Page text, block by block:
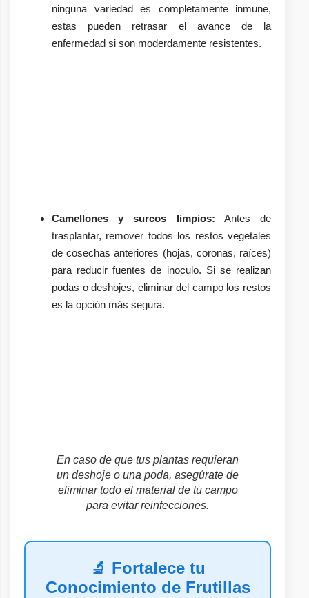
ninguna variedad es completamente inmune,
estas pueden retrasar el avance de la
enfermedad si son moderdamente resistentes.
Camellones y surcos limpios: Antes de
trasplantar, remover todos los restos vegetales
de cosechas anteriores (hojas, coronas, raíces)
para reducir fuentes de inoculo. Si se realizan
podas o deshojes, eliminar del campo los restos
es la opción más segura.
En caso de que tus plantas requieran
un deshoje o una poda, asegúrate de
eliminar todo el material de tu campo
para evitar reinfecciones.
🔬 Fortalece tu
Conocimiento de Frutillas